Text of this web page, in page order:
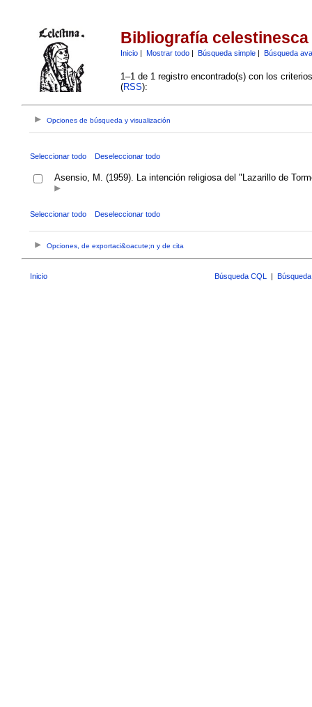
Bibliografía celestinesca
Inicio| Mostrar todo| Búsqueda simple| Búsqueda
1–1 de 1 registro encontrado(s) con los
(RSS):
Opciones de búsqueda y visualización
Seleccionar todo Deseleccionar todo
Asensio, M. (1959). La intención religiosa del "Lazarillo de
Seleccionar todo Deseleccionar todo
Opciones, de exportaci&oacute;n y de cita
Inicio Búsqueda CQL |